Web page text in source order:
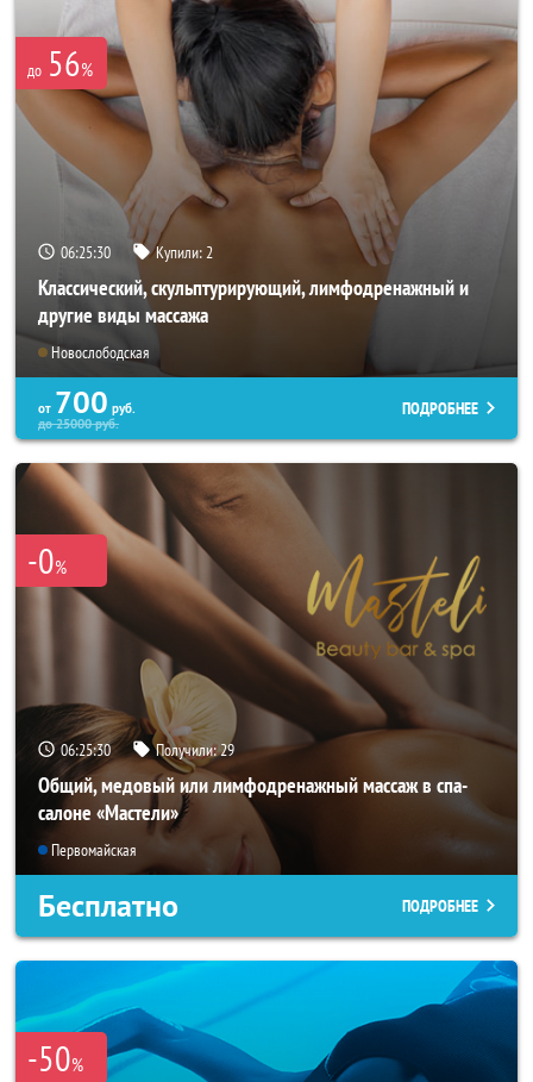
до 56%
06:25:26 Купили: 2
Классический, скульптурирующий, лимфодренажный и
другие виды массажа
Новослободская
от 700 руб.
до25000руб.
ПОДРОБНЕЕ
-0%
06:25:26 Получили:29
Общий, медовый или лимфодренажный массаж в спа-
салоне «Мастели»
Первомайская
Бесплатно ПОДРОБНЕЕ
-50%